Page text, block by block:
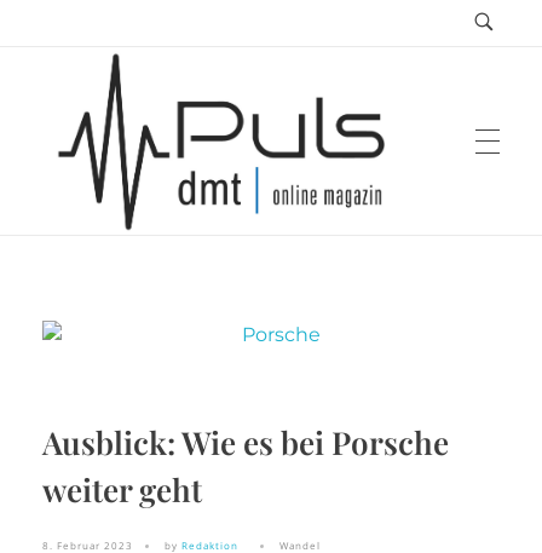
Puls Magazin
Zukunft der Mobilität
Ausblick: Wie es bei Porsche
weiter geht
8. Februar 2023 by Redaktion Wandel